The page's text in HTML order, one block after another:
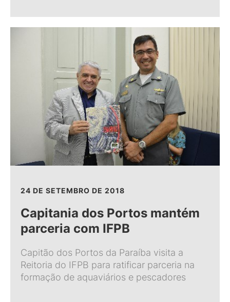
24 DE SETEMBRO DE 2018
Capitania dos Portos mantém
parceria com IFPB
Capitão dos Portos da Paraíba visita a
Reitoria do IFPB para ratificar parceria na
formação de aquaviários e pescadores